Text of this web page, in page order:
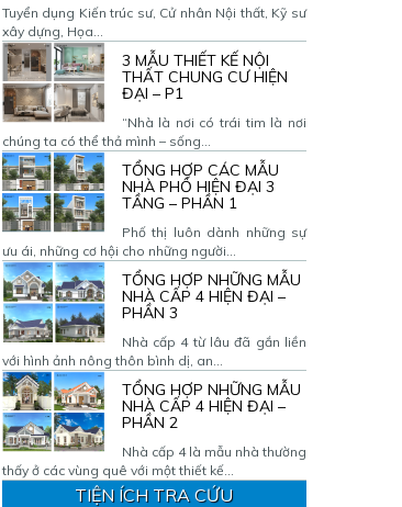
Tuyển dụng Kiến trúc sư, Cử nhân Nội thất, Kỹ sư
xây dựng, Họa...
3 MẪU THIẾT KẾ NỘI
THẤT CHUNG CƯ HIỆN
ĐẠI – P1
“Nhà là nơi có trái tim là nơi
chúng ta có thể thả mình – sống...
TỔNG HỢP CÁC MẪU
NHÀ PHỐ HIỆN ĐẠI 3
TẦNG – PHẦN 1
Phố thị luôn dành những sự
ưu ái, những cơ hội cho những người...
TỔNG HỢP NHỮNG MẪU
NHÀ CẤP 4 HIỆN ĐẠI –
PHẦN 3
Nhà cấp 4 từ lâu đã gắn liền
với hình ảnh nông thôn bình dị, an...
TỔNG HỢP NHỮNG MẪU
NHÀ CẤP 4 HIỆN ĐẠI –
PHẦN 2
Nhà cấp 4 là mẫu nhà thường
thấy ở các vùng quê với một thiết kế...
TIỆN ÍCH TRA CỨU